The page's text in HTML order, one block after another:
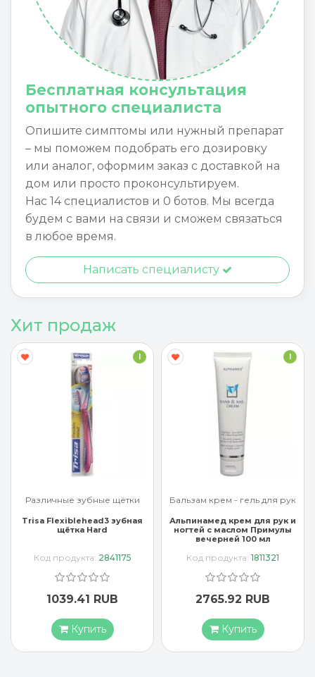
Бесплатная консультация
опытного специалиста
Опишите симптомы или нужный препарат
– мы поможем подобрать его дозировку
или аналог, оформим заказ с доставкой на
дом или просто проконсультируем.
Нас 14 специалистов и 0 ботов. Мы всегда
будем с вами на связи и сможем связаться
в любое время.
Написать специалисту
Хит продаж
Различные зубные щётки
Trisa Flexiblehead3 зубная
щётка Hard
Код продукта: 2841175
1039.41 RUB
Купить
Бальзам крем - гель для рук
Альпинамед крем для рук и
ногтей с маслом Примулы
вечерней 100 мл
Код продукта: 1811321
2765.92 RUB
Купить